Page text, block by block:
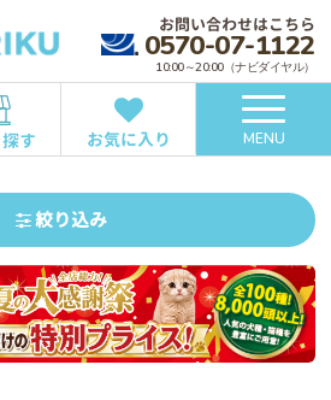
お問い合わせはこちら
0570-07-1122
10:00～20:00（ナビダイヤル）
す お気に入り MENU
絞り込み